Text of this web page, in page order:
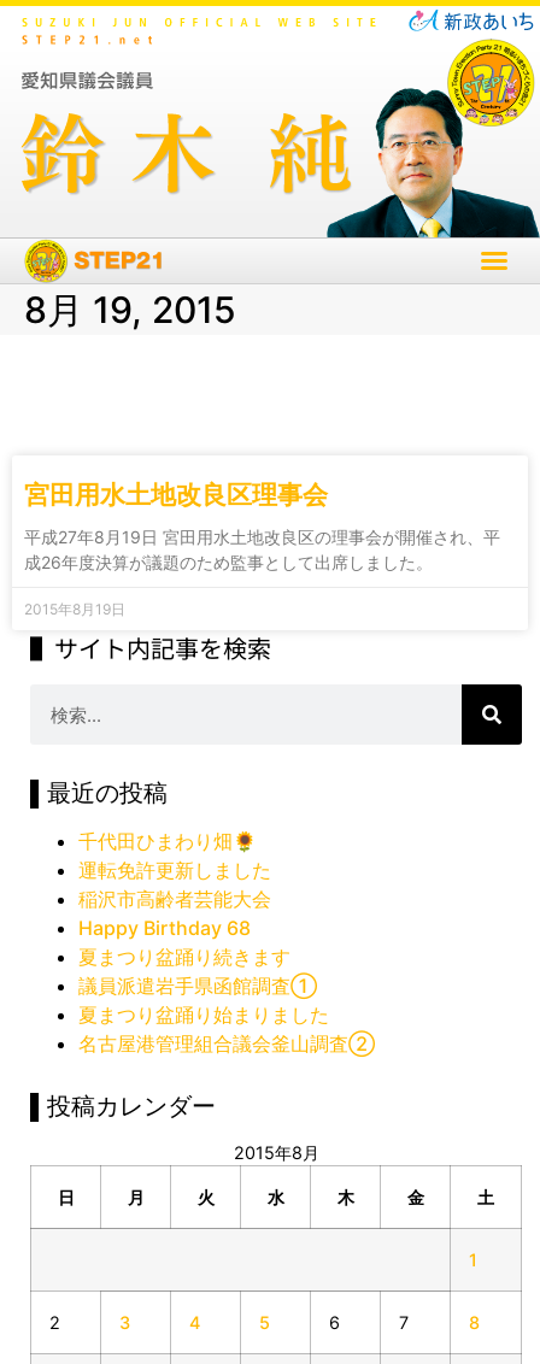
8月 19, 2015
宮田用水土地改良区理事会
平成27年8月19日 宮田用水土地改良区の理事会が開催され、平
成26年度決算が議題のため監事として出席しました。
2015年8月19日
▌サイト内記事を検索
▌最近の投稿
千代田ひまわり畑🌻
運転免許更新しました
稲沢市高齢者芸能大会
Happy Birthday 68
夏まつり盆踊り続きます
議員派遣岩手県函館調査①
夏まつり盆踊り始まりました
名古屋港管理組合議会釜山調査②
▌投稿カレンダー
2015年8月
日 月 火 水 木 金 土
1
2 3 4 5 6 7 8